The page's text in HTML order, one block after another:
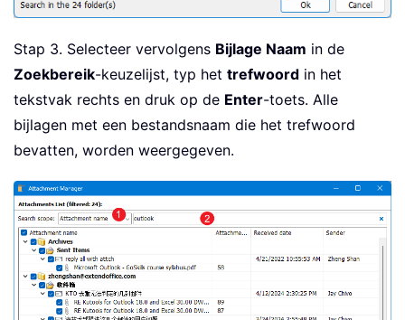
Stap 3. Selecteer vervolgens Bijlage Naam in de
Zoekbereik-keuzelijst, typ het trefwoord in het
tekstvak rechts en druk op de Enter-toets. Alle
bijlagen met een bestandsnaam die het trefwoord
bevatten, worden weergegeven.